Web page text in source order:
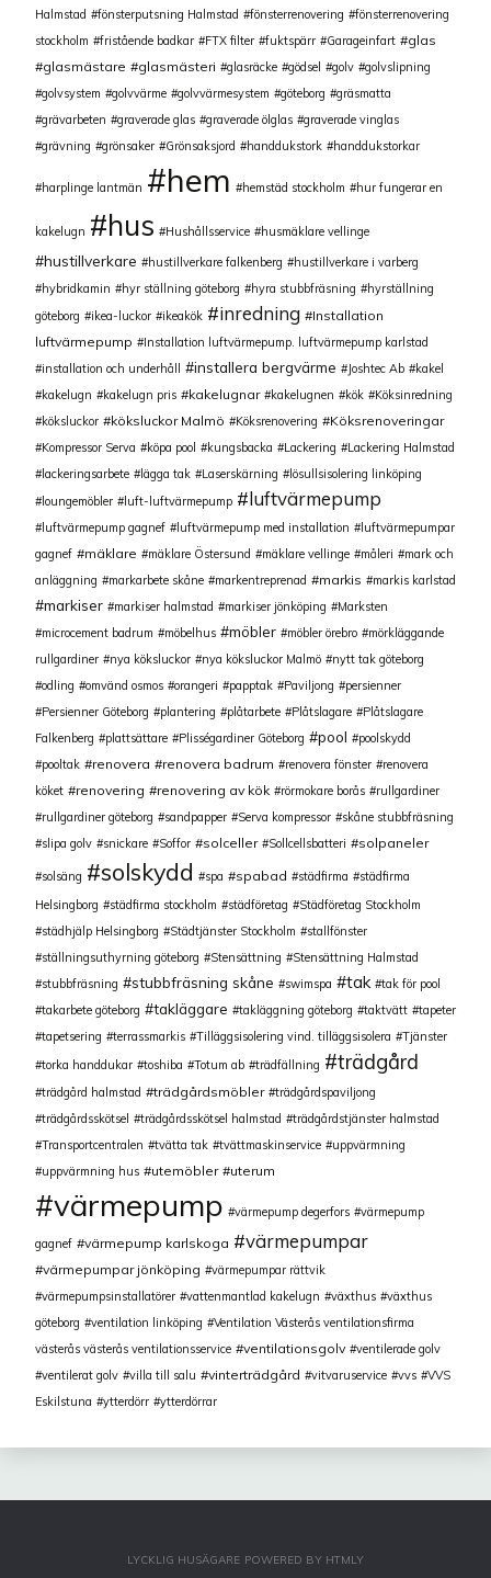
Halmstad
fönsterputsning Halmstad fönsterrenovering
fönsterrenovering
stockholm
fristående badkar FTX filter fuktspärr Garageinfart
glas
glasmästare
glasmästeri glasräcke gödsel golv
golvslipning
golvsystem
golvvärme golvvärmesystem göteborg
gräsmatta
grävarbeten
graverade glas graverade ölglas
graverade vinglas
grävning
grönsaker Grönsaksjord handdukstork handdukstorkar
harplinge lantmän hem hemstäd stockholm hur fungerar en
kakelugn hus Hushållsservice husmäklare vellinge
hustillverkare hustillverkare falkenberg
hustillverkare i varberg
hybridkamin
hyr ställning göteborg hyra stubbfräsning
hyrställning
göteborg
ikea-luckor ikeakök inredning
Installation
luftvärmepump
Installation luftvärmepump. luftvärmepump karlstad
installation och underhåll
installera bergvärme Joshtec Ab
kakel
kakelugn
kakelugn pris kakelugnar kakelugnen kök
Köksinredning
köksluckor
köksluckor Malmö Köksrenovering Köksrenoveringar
Kompressor Serva köpa pool kungsbacka Lackering
Lackering Halmstad
lackeringsarbete
lägga tak Laserskärning
lösullsisolering linköping
loungemöbler
luft-luftvärmepump luftvärmepump
luftvärmepump gagnef luftvärmepump med installation
luftvärmepumpar
gagnef
mäklare mäklare Östersund mäklare vellinge måleri
mark och
anläggning
markarbete skåne markentreprenad markis markis karlstad
markiser markiser halmstad markiser jönköping
Marksten
microcement badrum
möbelhus möbler möbler örebro
mörkläggande
rullgardiner
nya köksluckor nya köksluckor Malmö
nytt tak göteborg
odling
omvänd osmos orangeri papptak Paviljong
persienner
Persienner Göteborg
plantering plåtarbete Plåtslagare
Plåtslagare
Falkenberg
plattsättare Plisségardiner Göteborg pool
poolskydd
pooltak
renovera renovera badrum renovera fönster
renovera
köket
renovering renovering av kök rörmokare borås
rullgardiner
rullgardiner göteborg
sandpapper Serva kompressor
skåne stubbfräsning
slipa golv
snickare Soffor solceller Sollcellsbatteri solpaneler
solsäng solskydd spa spabad städfirma
städfirma
Helsingborg
städfirma stockholm städföretag
Städföretag Stockholm
städhjälp Helsingborg
Städtjänster Stockholm
stallfönster
ställningsuthyrning göteborg
Stensättning
Stensättning Halmstad
stubbfräsning
stubbfräsning skåne swimspa tak
tak för pool
takarbete göteborg
takläggare takläggning göteborg taktvätt
tapeter
tapetsering
terrassmarkis Tilläggsisolering vind. tilläggsisolera
Tjänster
torka handdukar
toshiba Totum ab trädfällning trädgård
trädgård halmstad trädgårdsmöbler
trädgårdspaviljong
trädgårdsskötsel
trädgårdsskötsel halmstad
trädgårdstjänster halmstad
Transportcentralen
tvätta tak tvättmaskinservice
uppvärmning
uppvärmning hus
utemöbler uterum
värmepump värmepump degerfors värmepump
gagnef värmepump karlskoga värmepumpar
värmepumpar jönköping
värmepumpar rättvik
värmepumpsinstallatörer
vattenmantlad kakelugn växthus
växthus
göteborg
ventilation linköping
Ventilation Västerås ventilationsfirma
västerås västerås ventilationsservice
ventilationsgolv
ventilerade golv
ventilerat golv
villa till salu vinterträdgård vitvaruservice vvs
VVS
Eskilstuna
ytterdörr ytterdörrar
LYCKLIG HUSÄGARE POWERED BY HTMLY